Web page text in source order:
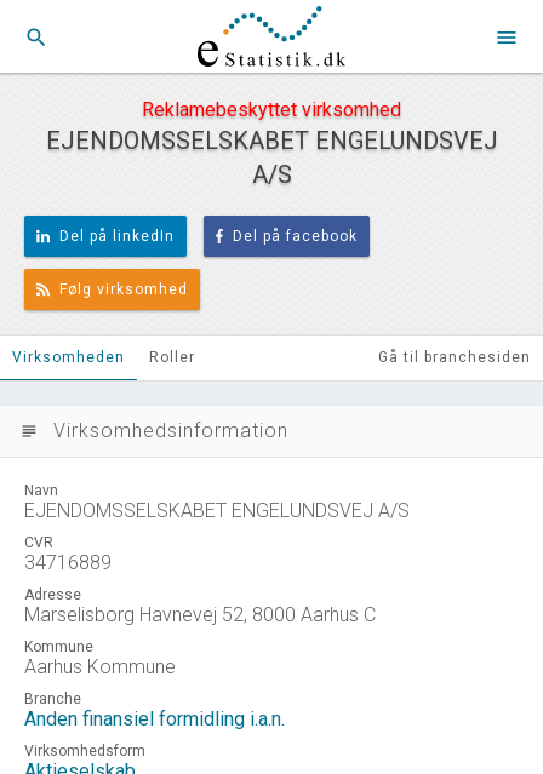
search menu
Reklamebeskyttet virksomhed
EJENDOMSSELSKABET ENGELUNDSVEJ
A/S
Del på linkedIn Del på facebook
Følg virksomhed
Virksomheden Roller Gå til branchesiden
subject Virksomhedsinformation
Navn
EJENDOMSSELSKABET ENGELUNDSVEJ A/S
CVR
34716889
Adresse
Marselisborg Havnevej 52, 8000 Aarhus C
Kommune
Aarhus Kommune
Branche
Anden finansiel formidling i.a.n.
Virksomhedsform